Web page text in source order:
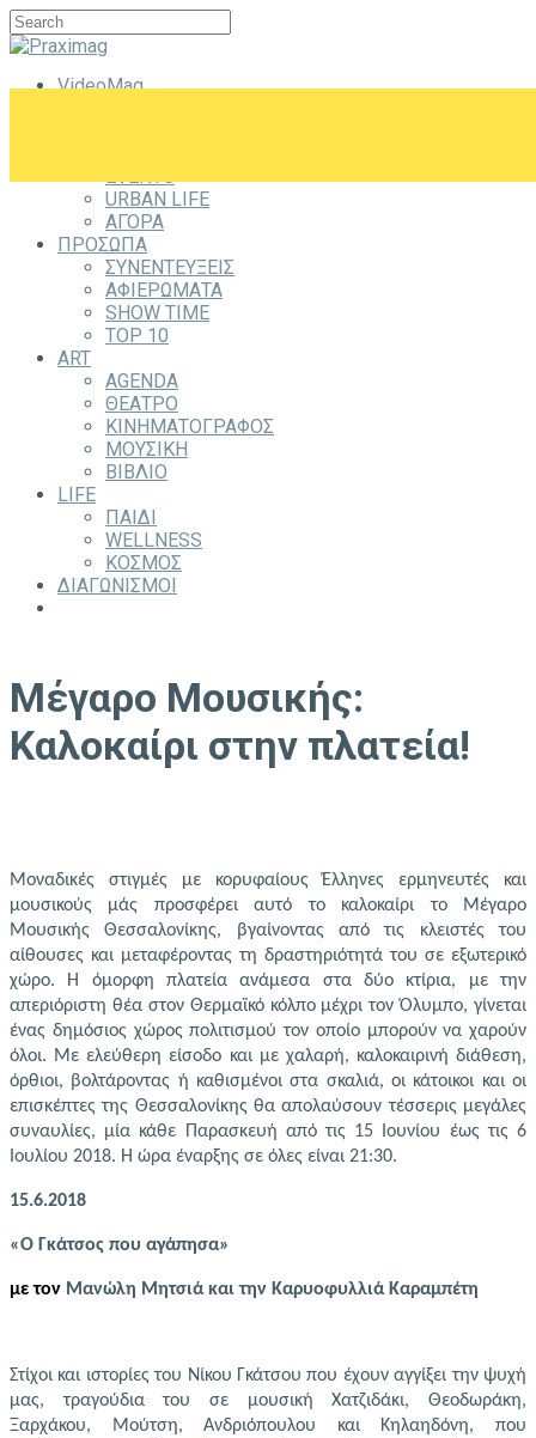
VideoMag
EVENTS
URBAN LIFE
ΑΓΟΡΑ
ΠΡΟΣΩΠΑ
ΣΥΝΕΝΤΕΥΞΕΙΣ
ΑΦΙΕΡΩΜΑΤΑ
SHOW TIME
TOP 10
ART
AGENDA
ΘΕΑΤΡΟ
ΚΙΝΗΜΑΤΟΓΡΑΦΟΣ
ΜΟΥΣΙΚΗ
ΒΙΒΛΙΟ
LIFE
ΠΑΙΔΙ
WELLNESS
ΚΟΣΜΟΣ
ΔΙΑΓΩΝΙΣΜΟΙ
Μέγαρο Μουσικής:
Καλοκαίρι στην πλατεία!
Μοναδικές στιγμές με κορυφαίους Έλληνες ερμηνευτές και
μουσικούς μάς προσφέρει αυτό το καλοκαίρι το Μέγαρο
Μουσικής Θεσσαλονίκης, βγαίνοντας από τις κλειστές του
αίθουσες και μεταφέροντας τη δραστηριότητά του σε εξωτερικό
χώρο. Η όμορφη πλατεία ανάμεσα στα δύο κτίρια, με την
απεριόριστη θέα στον Θερμαϊκό κόλπο μέχρι τον Όλυμπο, γίνεται
ένας δημόσιος χώρος πολιτισμού τον οποίο μπορούν να χαρούν
όλοι. Με ελεύθερη είσοδο και με χαλαρή, καλοκαιρινή διάθεση,
όρθιοι, βολτάροντας ή καθισμένοι στα σκαλιά, οι κάτοικοι και οι
επισκέπτες της Θεσσαλονίκης θα απολαύσουν τέσσερις μεγάλες
συναυλίες, μία κάθε Παρασκευή από τις 15 Ιουνίου έως τις 6
Ιουλίου 2018. Η ώρα έναρξης σε όλες είναι 21:30.
15.6.2018
«Ο Γκάτσος που αγάπησα»
με τον Μανώλη Μητσιά και την Καρυοφυλλιά Καραμπέτη
Στίχοι και ιστορίες του Νίκου Γκάτσου που έχουν αγγίξει την ψυχή
μας, τραγούδια του σε μουσική Χατζιδάκι, Θεοδωράκη,
Ξαρχάκου, Μούτση, Ανδριόπουλου και Κηλαηδόνη, που